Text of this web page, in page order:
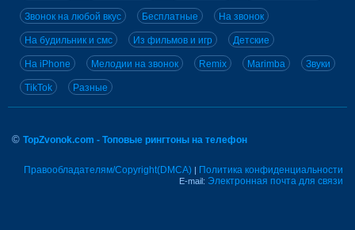
Звонок на любой вкус Бесплатные На звонок
На будильник и смс Из фильмов и игр Детские
На iPhone Мелодии на звонок Remix Marimba Звуки
TikTok Разные
© TopZvonok.com - Топовые рингтоны на телефон
Правообладателям/Copyright(DMCA) | Политика конфиденциальности
E-mail: Электронная почта для связи